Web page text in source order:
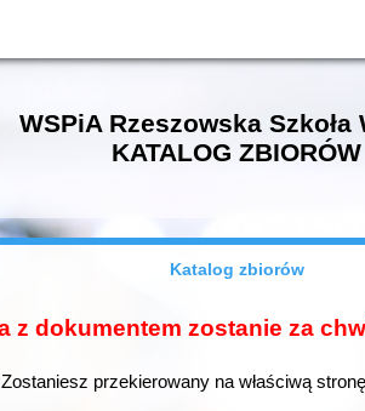
WSPiA Rzeszowska Szkoła
KATALOG ZBIORÓW
Katalog zbiorów
z dokumentem zostanie za
Zostaniesz przekierowany na właściwą